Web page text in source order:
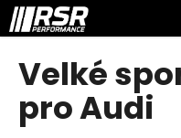
Přejít
na
obsah
Velké
pro Audi
K
o
C
o